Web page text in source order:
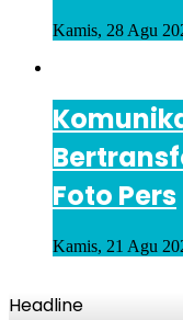
Kamis, 28 Agu
Foto Pers
Kamis, 21 Agu
Headline